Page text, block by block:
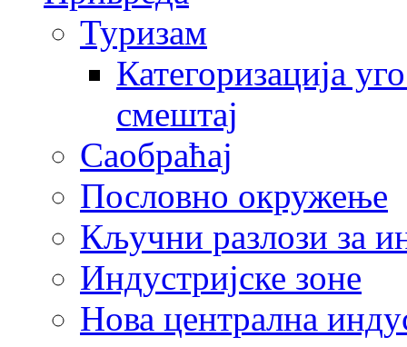
Туризам
Категоризација
смештај
Саобраћај
Пословно окружење
Кључни разлози за
Индустријске зоне
Нова централна